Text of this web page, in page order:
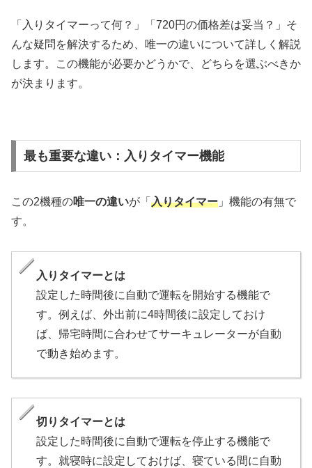
「入りタイマーって何？」「720円の価格差は妥当？」そ
んな疑問を解決するため、唯一の違いについて詳しく解説
します。この機能が必要かどうかで、どちらを選ぶべきか
が決まります。
最も重要な違い：入りタイマー機能
この2機種の唯一の違いが「 入りタイマー 」機能の有無で
す。
入りタイマーとは
設定した時間後に自動で運転を開始する機能で
す。例えば、外出前に4時間後に設定しておけ
ば、帰宅時間に合わせてサーキュレーターが自動
で動き始めます。
切りタイマーとは
設定した時間後に自動で運転を停止する機能で
す。就寝時に設定しておけば、寝ている間に自動